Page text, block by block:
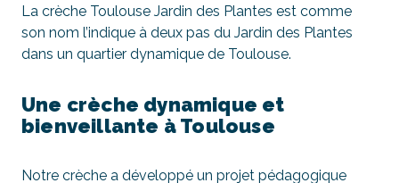
La crèche Toulouse Jardin des Plantes est comme
son nom l’indique à deux pas du Jardin des Plantes
dans un quartier dynamique de Toulouse.
Une crèche dynamique et
bienveillante à Toulouse
Notre crèche a développé un projet pédagogique